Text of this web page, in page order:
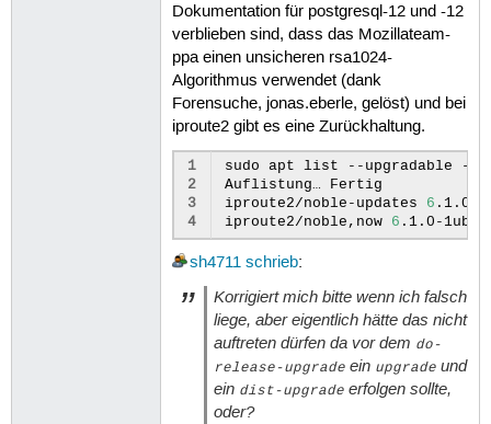
Dokumentation für postgresql-12 und -12
verblieben sind, dass das Mozillateam-
ppa einen unsicheren rsa1024-
Algorithmus verwendet (dank
Forensuche, jonas.eberle, gelöst) und bei
iproute2 gibt es eine Zurückhaltung.
1
2
3
4
sudo apt list --upgradable
-a
Auflistung…
Fertig
iproute2/noble-updates
6 .1.0-
iproute2/noble,now
6 .1.0-
sh4711 schrieb:
Korrigiert mich bitte wenn ich falsch
liege, aber eigentlich hätte das nicht
auftreten dürfen da vor dem do-
release-upgradeein upgradeund
ein dist-upgradeerfolgen sollte,
oder?